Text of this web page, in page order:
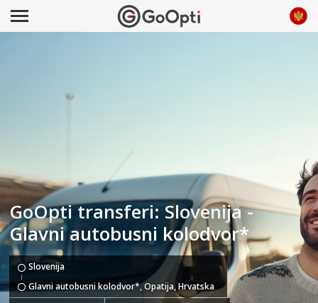
GoOpti transferi: Slovenija -
Glavni autobusni kolodvor*
Slovenija
Glavni autobusni kolodvor*, Opatija, Hrvatska